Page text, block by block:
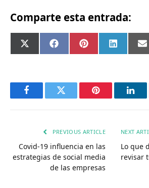
Comparte esta entrada:
Compartir
en
X
(Twitter)
Compartir
en
FacebookCompartir
en
Pinterest
en
LinkedIn
FacebookTwitter Pinterest
PREVIOUS ARTICLE
Covid-19 influencia en las
estrategias de social media
de las empresas
NEXT
Lo que
revisar